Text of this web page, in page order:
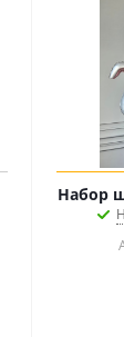
Набор